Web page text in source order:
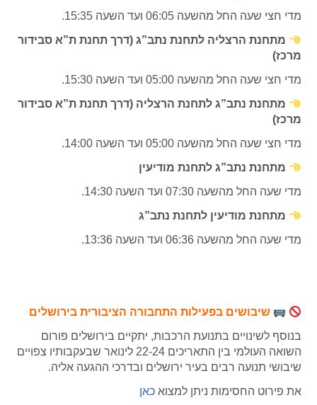
מדי חצי שעה החל מהשעה 06:05 ועד השעה 15:35.
מתחנת הרצליה לתחנת נתב”ג (דרך תחנת ת”א סבידור
מרכז)
מדי חצי שעה החל מהשעה 05:00 ועד השעה 15:30.
מתחנת נתב”ג לתחנת הרצליה (דרך תחנת ת”א סבידור
מרכז)
מדי חצי שעה החל מהשעה 05:00 ועד השעה 14:00.
מתחנת נתב”ג לתחנת מודיעין
מדי שעה החל מהשעה 07:30 ועד השעה 14:30.
מתחנת מודיעין לתחנת נתב”ג
מדי שעה החל מהשעה 06:36 ועד השעה 13:36.
שיבושים בפעילות התחבורה הציבורית בירושלים
בנוסף לשינויים בתנועת הרכבות, יתקיים בירושלים פורום
השואה העולמי בין התאריכים 22-24 לינואר שבעקבותיו צפויים
שיבושי תנועה רבים בעיר ירושלים ובדרכי ההגעה אליה.
את פירוט החסימות ניתן למצוא כאן